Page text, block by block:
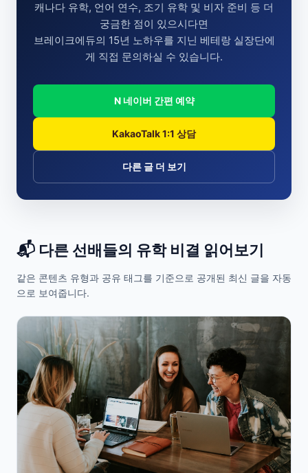
캐나다 유학, 언어 연수, 조기 유학 및 비자 준비 등 더
궁금한 점이 있으시다면
브레이크에듀의 15년 노하우를 지닌 베테랑 실장단에
게 직접 문의하실 수 있습니다.
N 네이버 간편 예약
KakaoTalk 1:1 상담
다른 글 더 보기
📬 다른 선배들의 유학 비결 읽어보기
같은 콘텐츠 유형과 공유 태그를 기준으로 공개된 최신 글을 자동
으로 보여줍니다.